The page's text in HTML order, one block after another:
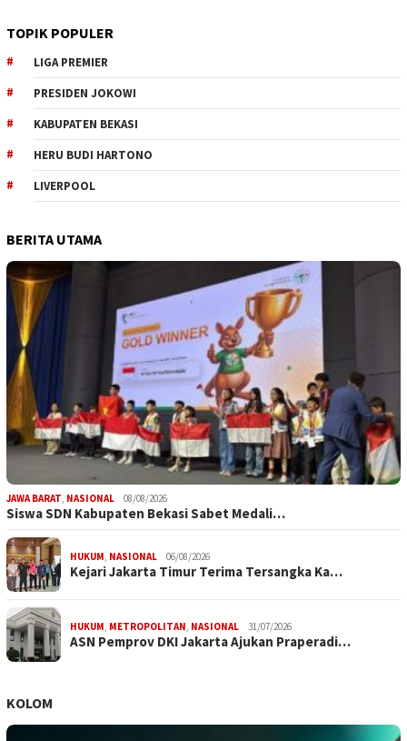
TOPIK POPULER
LIGA PREMIER
PRESIDEN JOKOWI
KABUPATEN BEKASI
HERU BUDI HARTONO
LIVERPOOL
BERITA UTAMA
JAWA BARAT, NASIONAL 08/08/2026
Siswa SDN Kabupaten Bekasi Sabet Medali…
HUKUM, NASIONAL 06/08/2026
Kejari Jakarta Timur Terima Tersangka Ka…
HUKUM, METROPOLITAN, NASIONAL 31/07/2026
ASN Pemprov DKI Jakarta Ajukan Praperadi…
KOLOM